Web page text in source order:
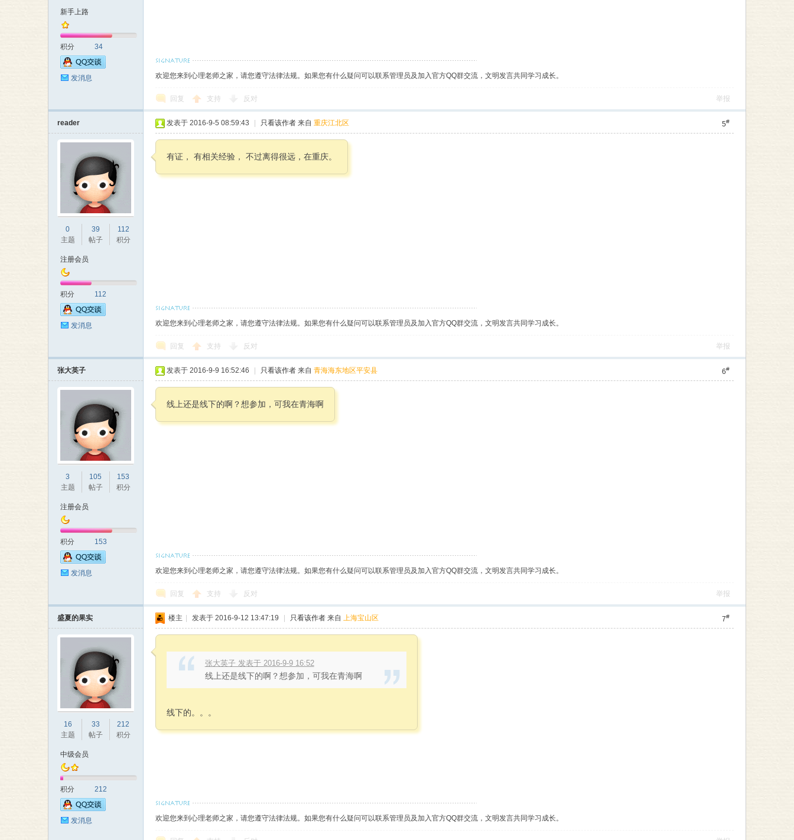
新手上路
积分 34
发消息 欢迎您来到心理老师之家，请您遵守法律法规。如果您有什么疑问可以联系管理员及加入官方QQ群交流，文明发言共同学习成长。
回复 支持 反对 举报
reader
0
主题
39
帖子
112
积分
注册会员
积分 112
发消息
5#
发表于 2016-9-5 08:59:43 只看该作者来自 重庆江北区
有证， 有相关经验， 不过离得很远，在重庆。
欢迎您来到心理老师之家，请您遵守法律法规。如果您有什么疑问可以联系管理员及加入官方QQ群交流，文明发言共同学习成长。
回复 支持 反对 举报
张大英子
3
主题
105
帖子
153
积分
注册会员
积分 153
发消息
6#
发表于 2016-9-9 16:52:46 只看该作者来自 青海海东地区平安县
线上还是线下的啊？想参加，可我在青海啊
欢迎您来到心理老师之家，请您遵守法律法规。如果您有什么疑问可以联系管理员及加入官方QQ群交流，文明发言共同学习成长。
回复 支持 反对 举报
盛夏的果实
16
主题
33
帖子
212
积分
中级会员
积分 212
发消息
7#
楼主 发表于 2016-9-12 13:47:19 只看该作者来自 上海宝山区
张大英子 发表于 2016-9-9 16:52
线上还是线下的啊？想参加，可我在青海啊
线下的。。。
欢迎您来到心理老师之家，请您遵守法律法规。如果您有什么疑问可以联系管理员及加入官方QQ群交流，文明发言共同学习成长。